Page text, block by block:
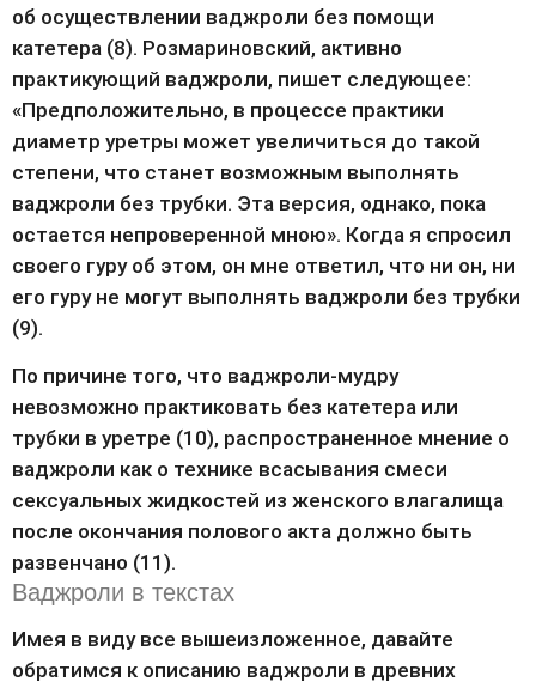
об осуществлении ваджроли без помощи
катетера (8). Розмариновский, активно
практикующий ваджроли, пишет следующее:
«Предположительно, в процессе практики
диаметр уретры может увеличиться до такой
степени, что станет возможным выполнять
ваджроли без трубки. Эта версия, однако, пока
остается непроверенной мною». Когда я спросил
своего гуру об этом, он мне ответил, что ни он, ни
его гуру не могут выполнять ваджроли без трубки
(9).
По причине того, что ваджроли-мудру
невозможно практиковать без катетера или
трубки в уретре (10), распространенное мнение о
ваджроли как о технике всасывания смеси
сексуальных жидкостей из женского влагалища
после окончания полового акта должно быть
развенчано (11).
Ваджроли в текстах
Имея в виду все вышеизложенное, давайте
обратимся к описанию ваджроли в древних